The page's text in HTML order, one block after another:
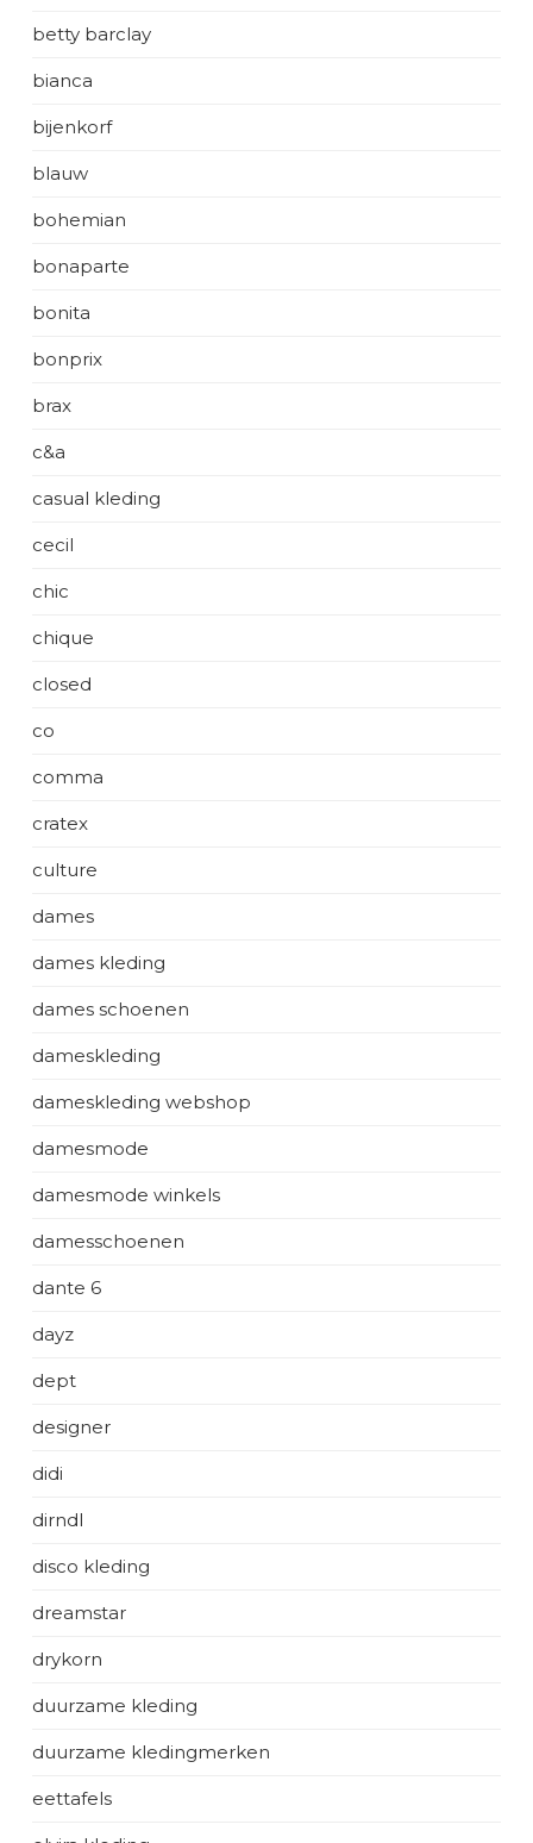
betty barclay
bianca
bijenkorf
blauw
bohemian
bonaparte
bonita
bonprix
brax
c&a
casual kleding
cecil
chic
chique
closed
co
comma
cratex
culture
dames
dames kleding
dames schoenen
dameskleding
dameskleding webshop
damesmode
damesmode winkels
damesschoenen
dante 6
dayz
dept
designer
didi
dirndl
disco kleding
dreamstar
drykorn
duurzame kleding
duurzame kledingmerken
eettafels